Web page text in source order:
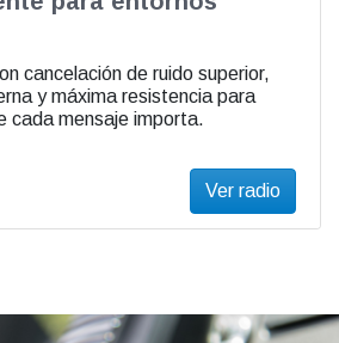
cancelación de ruido superior,
y máxima resistencia para
cada mensaje importa.
Ver radio